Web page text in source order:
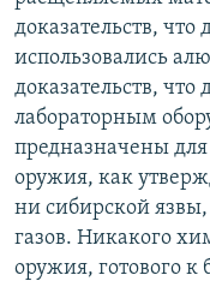
доказательств,
использовались
доказательств,
лабораторным
предназначены для
оружия, как
ни сибирской
газов. Никакого
оружия, готового